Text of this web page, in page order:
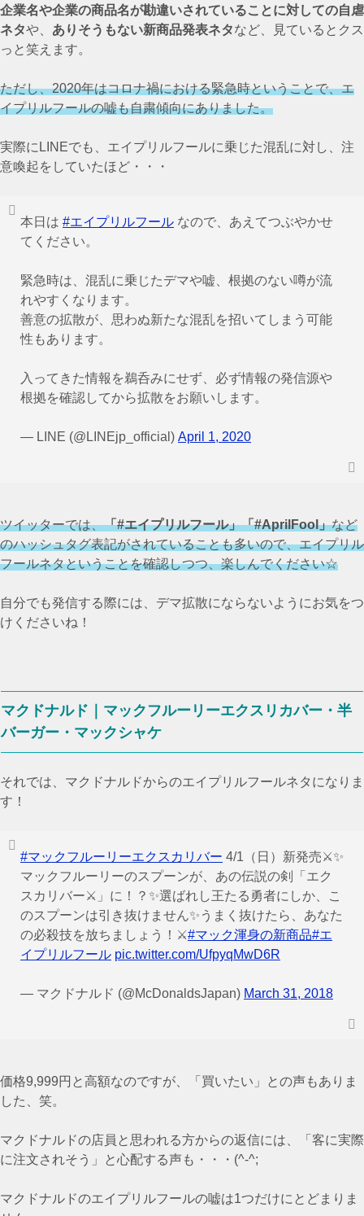
企業名や企業の商品名が勘違いされていることに対しての自虐
ネタや、 ありそうもない新商品発表ネタなど、見ているとクス
っと笑えます。
ただし、2020年はコロナ禍における緊急時ということで、エ
イプリルフールの嘘も自粛傾向にありました。
実際にLINEでも、エイプリルフールに乗じた混乱に対し、注
意喚起をしていたほど・・・
本日は #エイプリルフール なので、あえてつぶやかせ
てください。
緊急時は、混乱に乗じたデマや嘘、根拠のない噂が流
れやすくなります。
善意の拡散が、思わぬ新たな混乱を招いてしまう可能
性もあります。
入ってきた情報を鵜呑みにせず、必ず情報の発信源や
根拠を確認してから拡散をお願いします。
— LINE (@LINEjp_official) April 1, 2020
ツイッターでは、「#エイプリルフール」「#AprilFool」など
のハッシュタグ表記がされていることも多いので、エイプリル
フールネタということを確認しつつ、楽しんでください☆
自分でも発信する際には、デマ拡散にならないようにお気をつ
けくださいね！
マクドナルド｜マックフルーリーエクスリカバー・半
バーガー・マックシャケ
それでは、マクドナルドからのエイプリルフールネタになりま
す！
#マックフルーリーエクスカリバー 4/1（日）新発売⚔✨
マックフルーリーのスプーンが、あの伝説の剣「エク
スカリバー⚔」に！？✨選ばれし王たる勇者にしか、こ
のスプーンは引き抜けません✨うまく抜けたら、あなた
の必殺技を放ちましょう！⚔#マック渾身の新商品#エ
イプリルフール pic.twitter.com/UfpyqMwD6R
— マクドナルド (@McDonaldsJapan) March 31, 2018
価格9,999円と高額なのですが、「買いたい」との声もありま
した、笑。
マクドナルドの店員と思われる方からの返信には、「客に実際
に注文されそう」と心配する声も・・・(^-^;
マクドナルドのエイプリルフールの嘘は1つだけにとどまりま